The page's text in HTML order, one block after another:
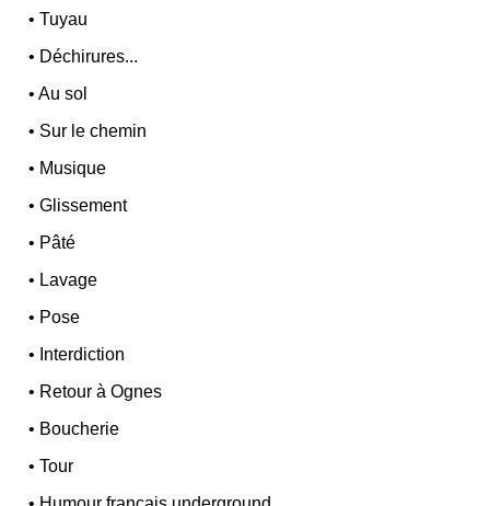
•Tuyau
• Déchirures...
•Au sol
• Sur le chemin
• Musique
•Glissement
• Pâté
• Lavage
• Pose
• Interdiction
• Retour à Ognes
• Boucherie
•Tour